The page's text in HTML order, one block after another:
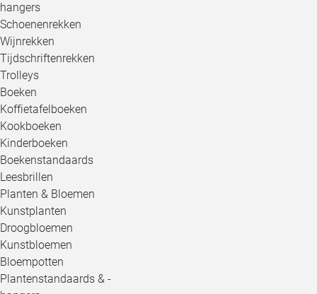
hangers
Schoenenrekken
Wijnrekken
Tijdschriftenrekken
Trolleys
Boeken
Koffietafelboeken
Kookboeken
Kinderboeken
Boekenstandaards
Leesbrillen
Planten & Bloemen
Kunstplanten
Droogbloemen
Kunstbloemen
Bloempotten
Plantenstandaards & -